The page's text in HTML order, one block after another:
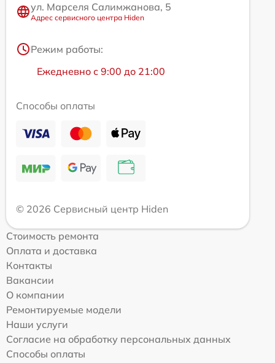
ул. Марселя Салимжанова, 5
Адрес сервисного центра Hiden
Режим работы:
Ежедневно с 9:00 до 21:00
Способы оплаты
© 2026 Сервисный центр Hiden
Стоимость ремонта
Оплата и доставка
Контакты
Вакансии
О компании
Ремонтируемые модели
Наши услуги
Согласие на обработку персональных данных
Способы оплаты